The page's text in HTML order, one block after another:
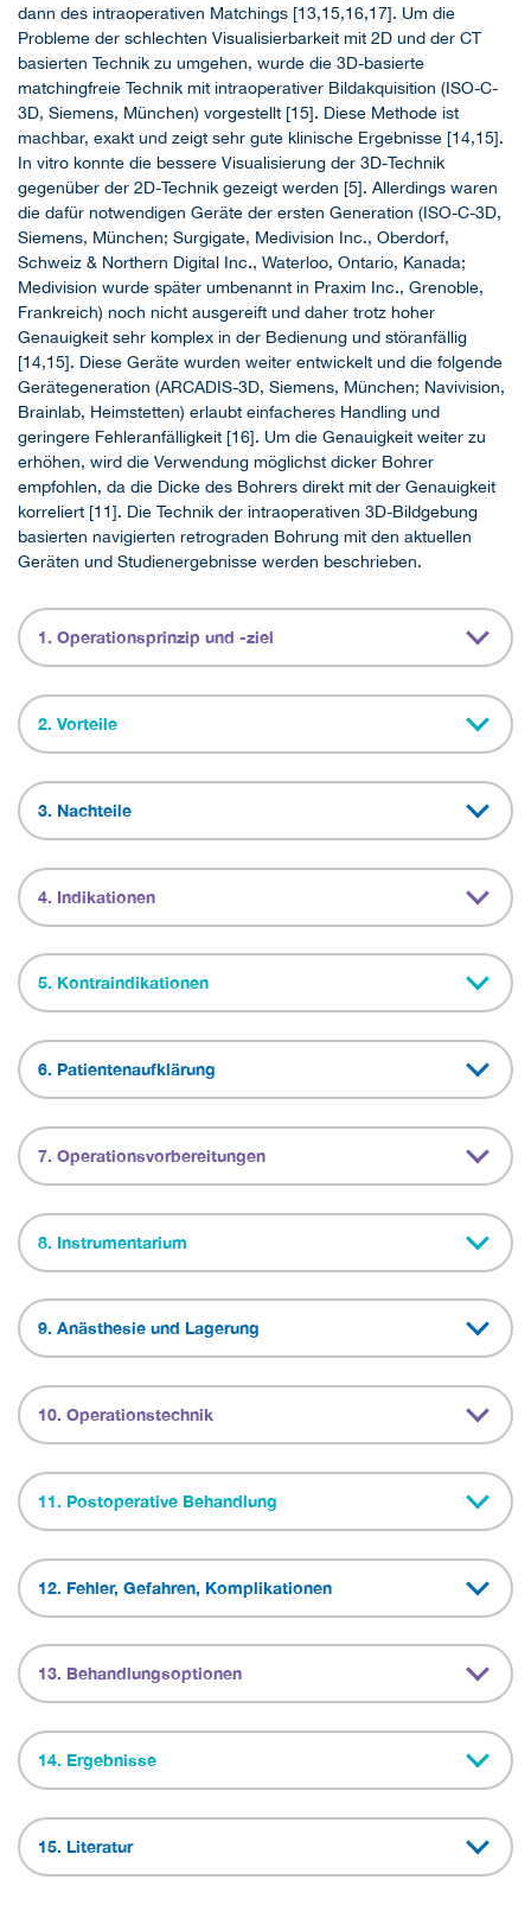
dann des intraoperativen Matchings [13,15,16,17]. Um die
Probleme der schlechten Visualisierbarkeit mit 2D und der CT
basierten Technik zu umgehen, wurde die 3D-basierte
matchingfreie Technik mit intraoperativer Bildakquisition (ISO-C-
3D, Siemens, München) vorgestellt [15]. Diese Methode ist
machbar, exakt und zeigt sehr gute klinische Ergebnisse [14,15].
In vitro konnte die bessere Visualisierung der 3D-Technik
gegenüber der 2D-Technik gezeigt werden [5]. Allerdings waren
die dafür notwendigen Geräte der ersten Generation (ISO-C-3D,
Siemens, München; Surgigate, Medivision Inc., Oberdorf,
Schweiz & Northern Digital Inc., Waterloo, Ontario, Kanada;
Medivision wurde später umbenannt in Praxim Inc., Grenoble,
Frankreich) noch nicht ausgereift und daher trotz hoher
Genauigkeit sehr komplex in der Bedienung und störanfällig
[14,15]. Diese Geräte wurden weiter entwickelt und die folgende
Gerätegeneration (ARCADIS-3D, Siemens, München; Navivision,
Brainlab, Heimstetten) erlaubt einfacheres Handling und
geringere Fehleranfälligkeit [16]. Um die Genauigkeit weiter zu
erhöhen, wird die Verwendung möglichst dicker Bohrer
empfohlen, da die Dicke des Bohrers direkt mit der Genauigkeit
korreliert [11]. Die Technik der intraoperativen 3D-Bildgebung
basierten navigierten retrograden Bohrung mit den aktuellen
Geräten und Studienergebnisse werden beschrieben.
1. Operationsprinzip und -ziel
2. Vorteile
3. Nachteile
4. Indikationen
5. Kontraindikationen
6. Patientenaufklärung
7. Operationsvorbereitungen
8. Instrumentarium
9. Anästhesie und Lagerung
10. Operationstechnik
11. Postoperative Behandlung
12. Fehler, Gefahren, Komplikationen
13. Behandlungsoptionen
14. Ergebnisse
15. Literatur